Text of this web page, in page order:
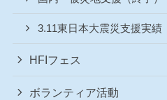
3.11東日本大震災支援実績
HFIフェス
ボランティア活動